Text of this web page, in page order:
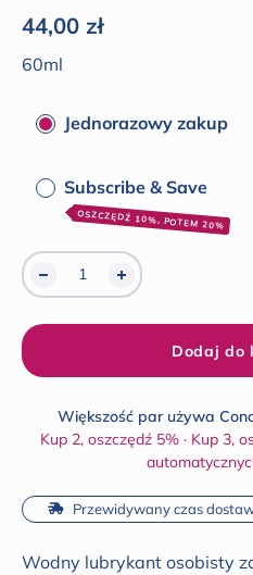
na
4.6
z
5
Cena regularna
44,00 zł
60ml
Jednorazowy zakup
Subscribe & Save
OSZCZĘDŹ 10%, POTEM 20%
Dodaj do
Większość par używa
Kup 2, oszczędź 5% · Kup 3,
Przewidywany czas
Wodny lubrykant osobisty